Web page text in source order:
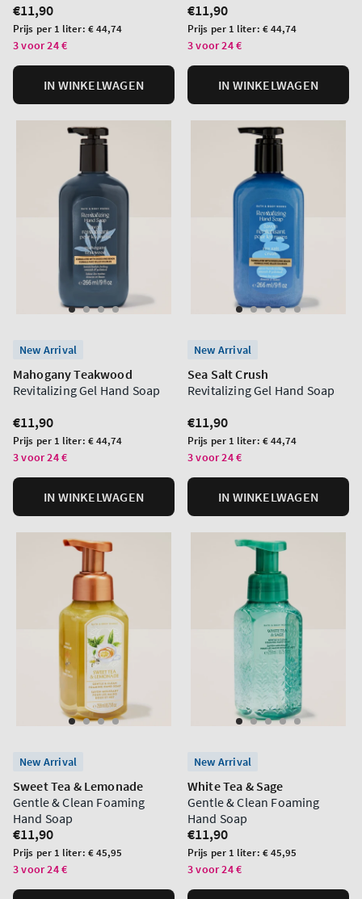
Normale
prijs
€11,90
Prijs
per
Prijs per 1 liter: € 44,74
3 voor 24 €
IN WINKELWAGEN
Normale
prijs
€11,90
Prijs
per
Prijs per 1 liter: € 44,74
3 voor 24 €
IN WINKELWAGEN
New Arrival
Mahogany Teakwood
Revitalizing Gel Hand Soap
Normale
prijs
€11,90
Prijs
per
Prijs per 1 liter: € 44,74
3 voor 24 €
IN WINKELWAGEN
New Arrival
Sea Salt Crush
Revitalizing Gel Hand Soap
Normale
prijs
€11,90
Prijs
per
Prijs per 1 liter: € 44,74
3 voor 24 €
IN WINKELWAGEN
New Arrival
Sweet Tea & Lemonade
Gentle & Clean Foaming
Hand Soap
Normale
prijs
€11,90
Prijs
per
Prijs per 1 liter: € 45,95
3 voor 24 €
New Arrival
White Tea & Sage
Gentle & Clean Foaming
Hand Soap
Normale
prijs
€11,90
Prijs
per
Prijs per 1 liter: € 45,95
3 voor 24 €